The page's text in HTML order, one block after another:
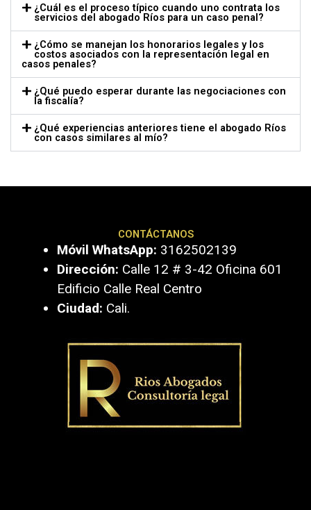
¿Cuál es el proceso típico cuando uno contrata los
servicios del abogado Ríos para un caso penal?
¿Cómo se manejan los honorarios legales y los
costos asociados con la representación legal en
casos penales?
¿Qué puedo esperar durante las negociaciones con
la fiscalía?
¿Qué experiencias anteriores tiene el abogado Ríos
con casos similares al mío?
CONTÁCTANOS
Móvil WhatsApp: 3162502139
Dirección: Calle 12 # 3-42 Oficina 601
Edificio Calle Real Centro
Ciudad: Cali.